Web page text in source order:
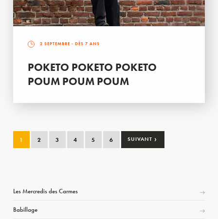
2 SEPTEMBRE - DÈS 7 ANS
POKETO POKETO POKETO
POUM POUM POUM
1 2 3 4 5 6 SUIVANT ›
Les Mercredis des Carmes
Babillage